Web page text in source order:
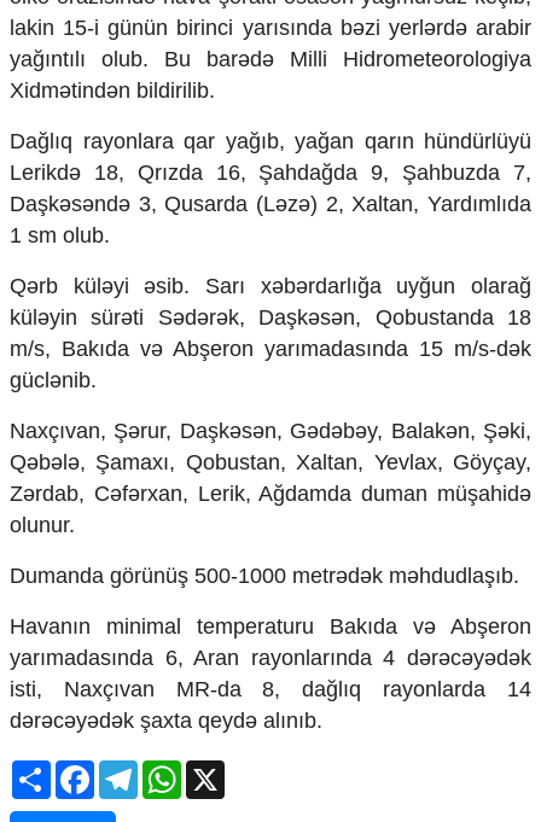
Foto
Video
İnfoqrafika
Podcast
Humanitar
Elm və təhsil
Mədəniyyət
Diaspor
Mədəniyyətimizin Zəfəri
Zəfər Diasporu
Səhiyyə
Ailə və uşaq
İqtisadiyyat
İqtisadi xəbərlər
Energetika
Əmək və sosial siyasət
Hərbi sənaye
Telekommunikasiya və nəqliyyat
COP29
Cəmiyyət
Crossmedia.az - 1 yaş
Siyasət
lakin 15-i günün birinci yarısında bəzi yerlərdə arabir
yağıntılı olub. Bu barədə Milli Hidrometeorologiya
Xidmətindən bildirilib.
Dağlıq rayonlara qar yağıb, yağan qarın hündürlüyü
Lerikdə 18, Qrızda 16, Şahdağda 9, Şahbuzda 7,
Daşkəsəndə 3, Qusarda (Ləzə) 2, Xaltan, Yardımlıda
1 sm olub.
Qərb küləyi əsib. Sarı xəbərdarlığa uyğun olarağ
küləyin sürəti Sədərək, Daşkəsən, Qobustanda 18
m/s, Bakıda və Abşeron yarımadasında 15 m/s-dək
güclənib.
Naxçıvan, Şərur, Daşkəsən, Gədəbəy, Balakən, Şəki,
Qəbələ, Şamaxı, Qobustan, Xaltan, Yevlax, Göyçay,
Zərdab, Cəfərxan, Lerik, Ağdamda duman müşahidə
olunur.
Dumanda görünüş 500-1000 metrədək məhdudlaşıb.
Havanın minimal temperaturu Bakıda və Abşeron
yarımadasında 6, Aran rayonlarında 4 dərəcəyədək
isti, Naxçıvan MR-da 8, dağlıq rayonlarda 14
dərəcəyədək şaxta qeydə alınıb.
ShareFacebookTelegramWhatsApp